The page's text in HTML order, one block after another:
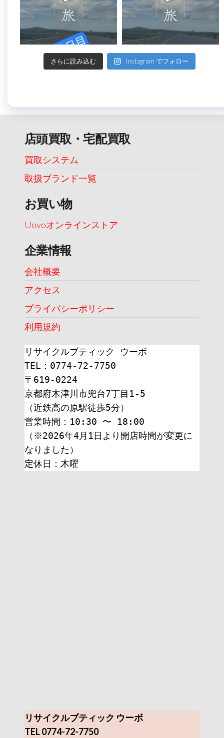
さらに読み込む Instagram でフォロー
店頭買取・宅配買取
買取システム
取扱ブランド一覧
お買い物
Uovoオンラインストア
企業情報
会社概要
アクセス
プライバシーポリシー
利用規約
リサイクルブティック ウーボ
TEL：0774-72-7750
〒619-0224
京都府木津川市兜台7丁目1-5
（近鉄高の原駅徒歩5分）
営業時間：10:30 〜 18:00
（※2026年4月1日より開店時間が変更に
なりました）
定休日：木曜
リサイクルブティック ウーボ
TEL 0774-72-7750